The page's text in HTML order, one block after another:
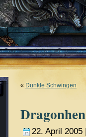
« Dunkle Schwingen
22. April